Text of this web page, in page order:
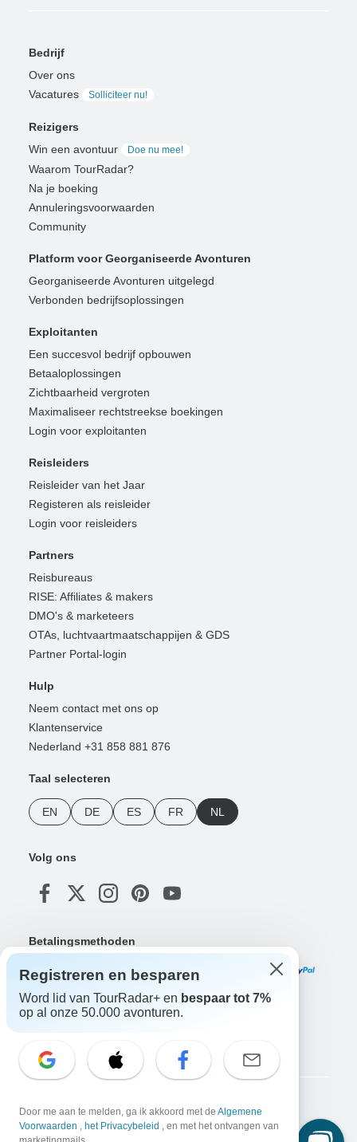
Bedrijf
Over ons
Vacatures
Solliciteer nu!
Reizigers
Win een avontuur
Doe nu mee!
Waarom TourRadar?
Na je boeking
Annuleringsvoorwaarden
Community
Platform voor Georganiseerde Avonturen
Georganiseerde Avonturen uitgelegd
Verbonden bedrijfsoplossingen
Exploitanten
Een succesvol bedrijf opbouwen
Betaaloplossingen
Zichtbaarheid vergroten
Maximaliseer rechtstreekse boekingen
Login voor exploitanten
Reisleiders
Reisleider van het Jaar
Registeren als reisleider
Login voor reisleiders
Partners
Reisbureaus
RISE: Affiliates & makers
DMO's & marketeers
OTAs, luchtvaartmaatschappijen & GDS
Partner Portal-login
Hulp
Neem contact met ons op
Klantenservice
Nederland +31 858 881 876
Taal selecteren
EN DE ES FR NL
Volg ons
Betalingsmethoden
Juridische kennisgeving
Privacybeleid
Cookies
Registreren en besparen
Word lid van TourRadar+ en bespaar tot 7%
op al onze 50.000 avonturen.
Door me aan te melden, ga ik akkoord met de Algemene
Voorwaarden , het Privacybeleid , en met het ontvangen van